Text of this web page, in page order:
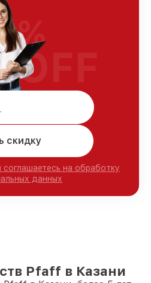
скидку
соглашаетесь на обработку
данных
%
OFF
Pfaff в Казани